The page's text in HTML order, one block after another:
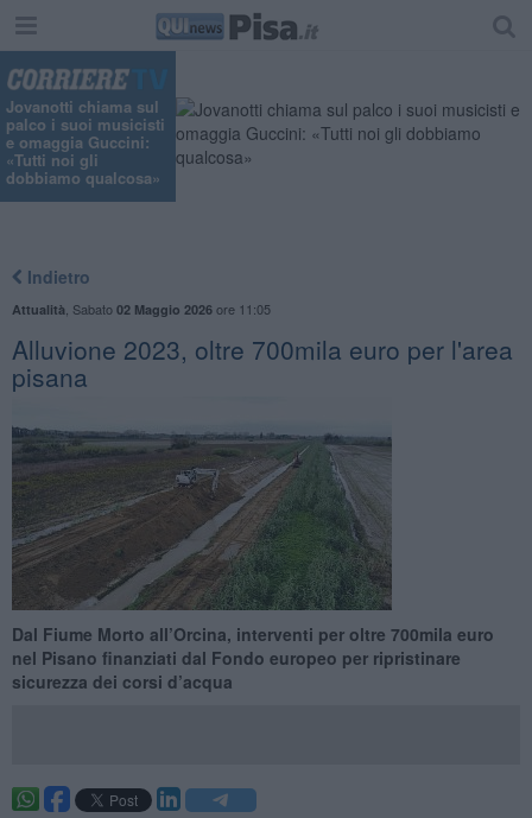
Jovanotti chiama sul
palco i suoi musicisti
e omaggia Guccini:
«Tutti noi gli
dobbiamo qualcosa»
Indietro
Attualità Sabato 02 Maggio 2026ore 11:05
Alluvione 2023, oltre 700mila euro per l'area
pisana
Dal Fiume Morto all’Orcina, interventi per oltre 700mila euro
nel Pisano finanziati dal Fondo europeo per ripristinare
sicurezza dei corsi d’acqua